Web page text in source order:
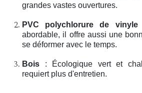
grandes vastes ouvertures.
PVC polychlorure de vinyle:
abordable, il offre aussi une
se déformer avec le temps.
Bois : Écologique vert et
requiert plus d'entretien.